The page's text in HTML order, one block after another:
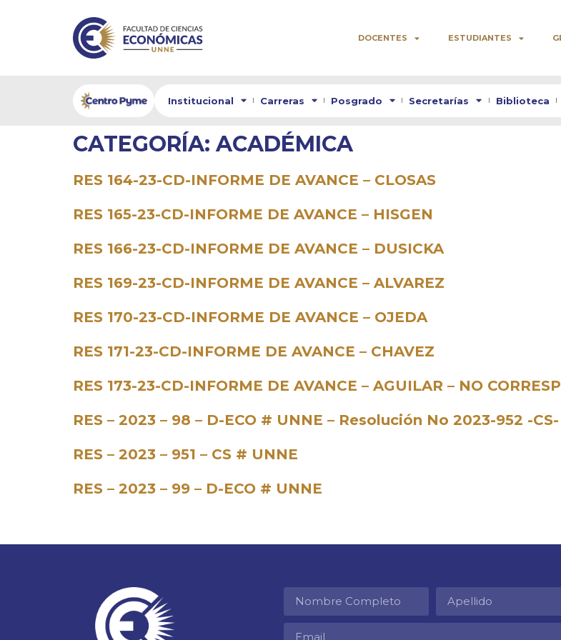
DOCENTES ESTUDIANTES
Institucional Carreras Posgrado Secretarías Biblioteca
CATEGORÍA: ACADÉMICA
RES 164-23-CD-INFORME DE AVANCE – CLOSAS
RES 165-23-CD-INFORME DE AVANCE – HISGEN
RES 166-23-CD-INFORME DE AVANCE – DUSICKA
RES 169-23-CD-INFORME DE AVANCE – ALVAREZ
RES 170-23-CD-INFORME DE AVANCE – OJEDA
RES 171-23-CD-INFORME DE AVANCE – CHAVEZ
RES 173-23-CD-INFORME DE AVANCE – AGUILAR – NO
RES – 2023 – 98 – D-ECO # UNNE – Resolución No 2023-952 -CS-
RES – 2023 – 951 – CS # UNNE
RES – 2023 – 99 – D-ECO # UNNE